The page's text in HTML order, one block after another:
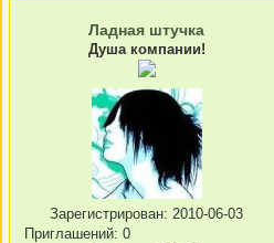
Ладная штучка
Душа компании!
Зарегистрирован: 2010-06-03
Приглашений: 0